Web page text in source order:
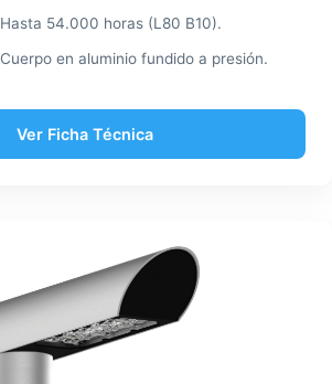
Hasta 54.000 horas (L80 B10).
Cuerpo en aluminio fundido a presión.
Ver Ficha Técnica